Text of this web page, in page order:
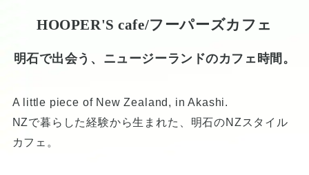
HOOPER'S cafe/フーパーズカフェ
明石で出会う、ニュージーランドのカフェ時間。
A little piece of New Zealand, in Akashi.
NZで暮らした経験から生まれた、明石のNZスタイル
カフェ。